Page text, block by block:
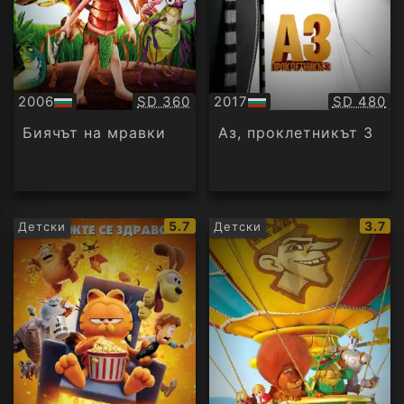
2006
БГ
аудио
Качество:
SD 360
Биячът на мравки
2017
БГ
аудио
SD 480
Аз, проклетникът 3
Детски
IMDb
рейтинг:
5.7 Детски
IMDb
3.7